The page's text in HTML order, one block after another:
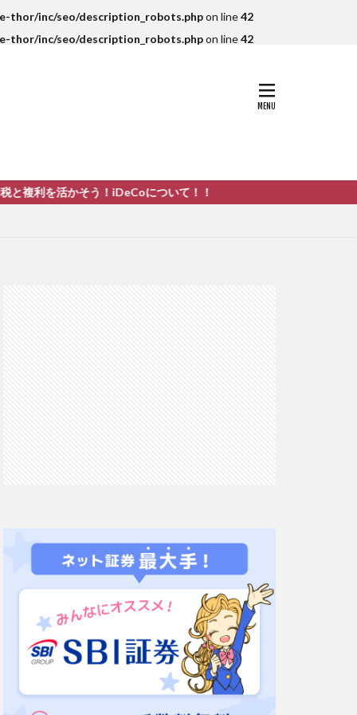
thor/inc/seo/description_robots.phpon line42
thor/inc/seo/description_robots.phpon line42
そう！iDeCoについて！！